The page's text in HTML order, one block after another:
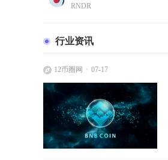
RNDR
行业资讯
12币圈网 07-17